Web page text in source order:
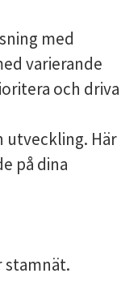
med
varierande
och driva
utveckling. Här
på dina
stamnät.